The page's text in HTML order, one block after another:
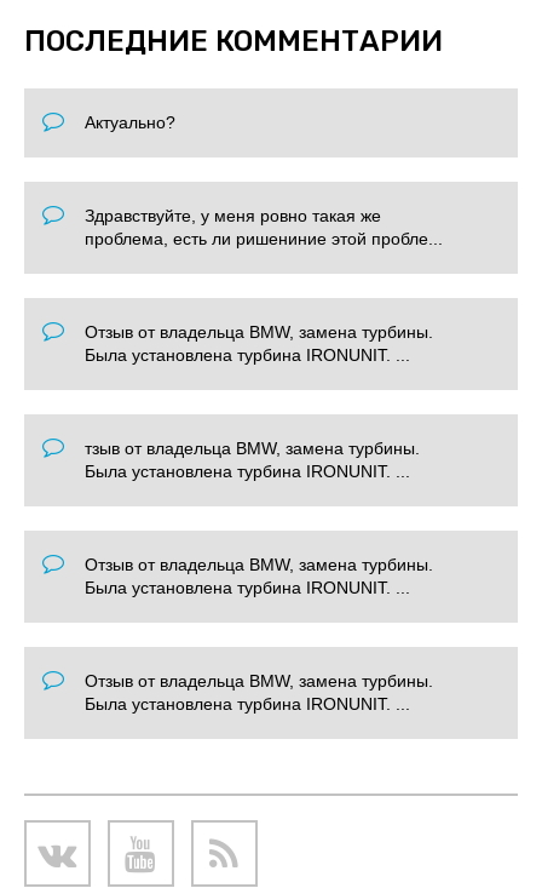
ПОСЛЕДНИЕ КОММЕНТАРИИ
Актуально?
Здравствуйте, у меня ровно такая же
проблема, есть ли ришениние этой пробле...
Отзыв от владельца BMW, замена турбины.
Была установлена турбина IRONUNIT. ...
тзыв от владельца BMW, замена турбины.
Была установлена турбина IRONUNIT. ...
Отзыв от владельца BMW, замена турбины.
Была установлена турбина IRONUNIT. ...
Отзыв от владельца BMW, замена турбины.
Была установлена турбина IRONUNIT. ...